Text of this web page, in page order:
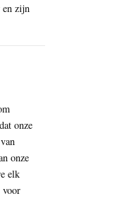
en zijn
onze
onze
elk
voor